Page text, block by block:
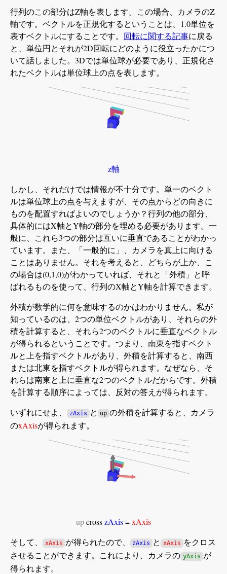
行列のこの部分はZ軸を表します。この場合、カメラのZ
軸です。ベクトルを正規化するということは、1.0単位を
表すベクトルにすることです。 回転に関する記事に戻る
と、単位円とそれが2D回転にどのように役立ったかにつ
いて話しました。3Dでは単位球が必要であり、正規化さ
れたベクトルは単位球上の点を表します。
z軸
しかし、それだけでは情報が不十分です。単一のベクト
ルは単位球上の点を与えますが、その点からどの向きに
ものを配置すればよいのでしょうか？行列の他の部分、
具体的にはX軸とY軸の部分を埋める必要があります。一
般に、これら3つの部分は互いに垂直であることがわかっ
ています。また、「一般的に」、カメラを真上に向ける
ことはありません。それを考えると、どちらが上か、こ
の場合は(0,1,0)がわかっていれば、それと「外積」と呼
ばれるものを使って、行列のX軸とY軸を計算できます。
外積が数学的に何を意味するのかはわかりません。私が
知っているのは、2つの単位ベクトルがあり、それらの外
積を計算すると、それら2つのベクトルに垂直なベクトル
が得られるということです。つまり、南東を指すベクト
ルと上を指すベクトルがあり、外積を計算すると、南西
または北東を指すベクトルが得られます。なぜなら、そ
れらは南東と上に垂直な2つのベクトルだからです。外積
を計算する順序によっては、反対の答えが得られます。
いずれにせよ、
zAxis と up の外積を計算すると、カメラ
のxAxisが得られます。
upcrosszAxis=xAxis
そして、
xAxis が得られたので、 zAxis と xAxis をクロス
させることができます。これにより、カメラの yAxis が
得られます。